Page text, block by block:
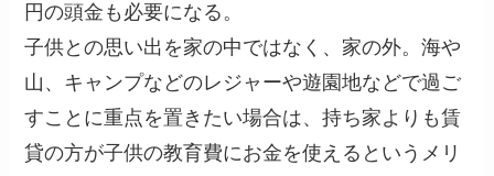
円の頭金も必要になる。
子供との思い出を家の中ではなく、家の外。海や
山、キャンプなどのレジャーや遊園地などで過ご
すことに重点を置きたい場合は、持ち家よりも賃
貸の方が子供の教育費にお金を使えるというメリ